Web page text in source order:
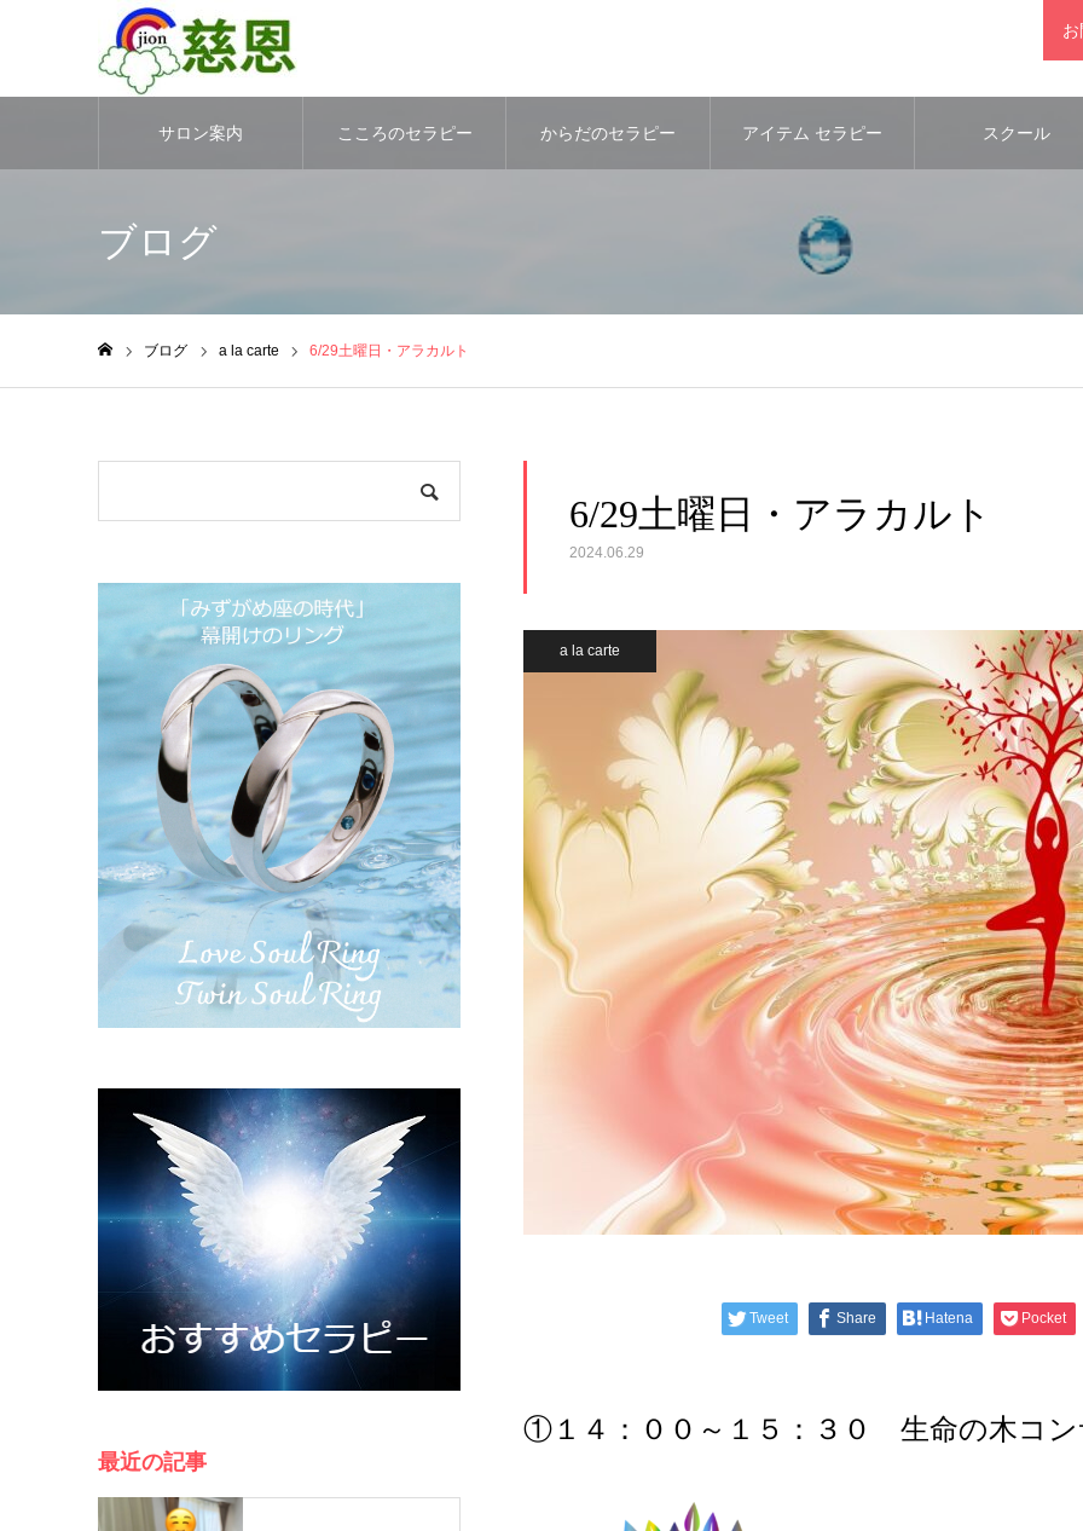
サロン案内 こころのセラピー からだのセラピー アイテム セラピー スクール
ブログ
ブログ a la carte 6/29土曜日・アラカルト
6/29土曜日・アラカルト
2024.06.29
a la carte
Tweet Share Hatena Pocket
①１４：００～１５：３０ 生命の木コン
最近の記事